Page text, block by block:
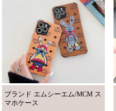
ブランド エムシーエム/MCM ス
マホケース